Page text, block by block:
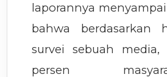
laporannya
bahwa berdasarkan
survei sebuah media,
persen